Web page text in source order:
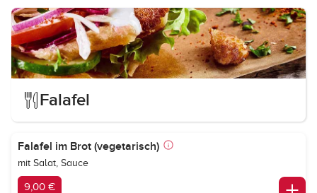
Falafel
Falafel im Brot (vegetarisch)
mit Salat, Sauce
9,00 €